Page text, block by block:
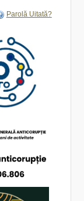
Parolă Uitată?